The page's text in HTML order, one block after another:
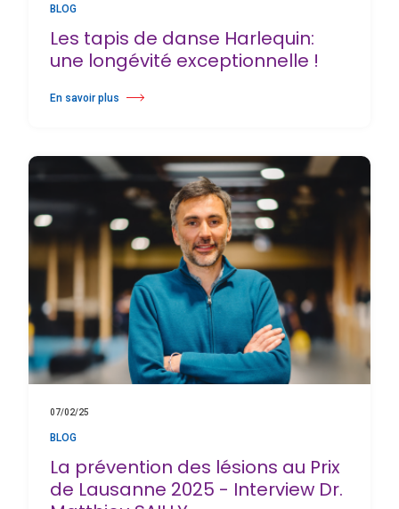
BLOG
Les tapis de danse Harlequin:
une longévité exceptionnelle !
En savoir plus
à propos Les tapis de danse Harlequin: une longévité exceptionnelle !
07/02/25
BLOG
La prévention des lésions au Prix
de Lausanne 2025 - Interview Dr.